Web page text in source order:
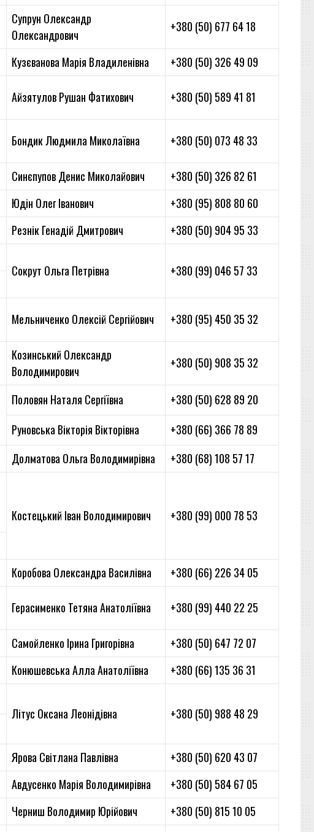
Супрун Олександр
Олександрович
+380 (50) 677 64 18
Кузєванова Марія Владиленівна
+380 (50) 326 49 09
Айзятулов Рушан Фатихович +380 (50) 589 41 81
Бондик Людмила Миколаївна +380 (50) 073 48 33
Синєпупов Денис Миколайович +380 (50) 326 82 61
Юдін Олег Іванович
+380 (95) 808 80 60
Резнік Генадій Дмитрович
+380 (50) 904 95 33
Сокрут Ольга Петрівна
+380 (99) 046 57 33
Мельниченко Олексій Сергійович +380 (95) 450 35 32
Козинський Олександр
Володимирович
+380 (50) 908 35 32
Половян Наталя Сергіївна
+380 (50) 628 89 20
Руновська Вікторія Вікторівна
+380 (66) 366 78 89
Долматова Ольга Володимирівна
+380 (68) 108 57 17
Костецький Іван Володимирович
+380 (99) 000 78 53
Коробова Олександра Василівна
+380 (66) 226 34 05
Герасименко Тетяна Анатоліївна +380 (99) 440 22 25
Самойленко Ірина Григорівна
+380 (50) 647 72 07
Конюшевська Алла Анатоліївна
+380 (66) 135 36 31
Літус Оксана Леонідівна
+380 (50) 988 48 29
Ярова Світлана Павлівна
+380 (50) 620 43 07
Авдусенко Марія Володимирівна
+380 (50) 584 67 05
Черниш Володимир Юрійович
+380 (50) 815 10 05